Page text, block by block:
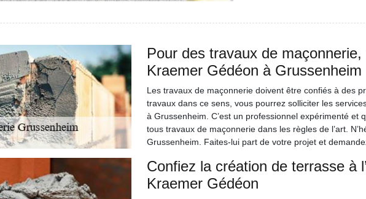
Pour des travaux de
Kraemer Gédéon à Grussenheim
Les travaux de maçonnerie doivent être confiés à des
travaux dans ce sens, vous pourrez solliciter les
à Grussenheim. C’est un professionnel expérimenté
tous travaux de maçonnerie dans les règles de l’art.
Grussenheim. Faites-lui part de votre projet et
Confiez la création de terrasse à
Kraemer Gédéon